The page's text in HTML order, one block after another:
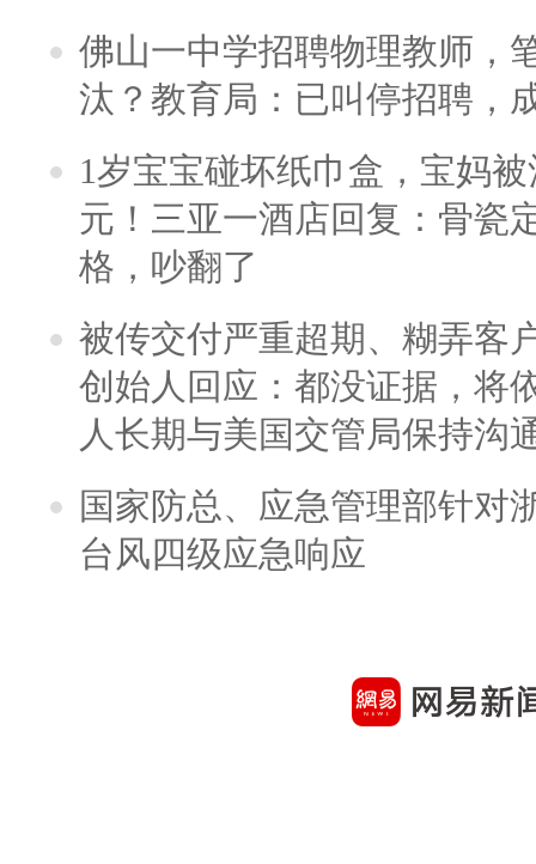
佛山一中学招聘物理教师，
汰？教育局：已叫停招聘，
1岁宝宝碰坏纸巾盒，宝妈
元！三亚一酒店回复：骨瓷
格，吵翻了
被传交付严重超期、糊弄客
创始人回应：都没证据，将
人长期与美国交管局保持沟
国家防总、应急管理部针对
台风四级应急响应